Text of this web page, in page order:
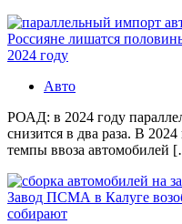
Россияне лишатся
2024 году
Авто
РОАД: в 2024 году
снизится в два раза. В
темпы ввоза автомобилей
Завод ПСМА в Калуге
собирают